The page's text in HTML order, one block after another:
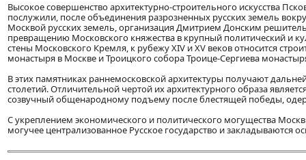
Высокое совершенство архитектурно-строительного искусства
послужили, после объединения разрозненных русских земель
Москвой русских земель, организация Дмитрием Донским
превращению Московского княжества в крупный политический и
стены Московского Кремля, к рубежу XIV и XV веков относится
монастыря в Москве и Троицкого собора Троице-Сергиева
В этих памятниках раннемосковской архитектуры получают
столетий. Отличительной чертой их архитектурного образа
созвучный общенародному подъему после блестящей победы,
С укреплением экономического и политического могущества
могучее централизованное Русское государство и закладываются